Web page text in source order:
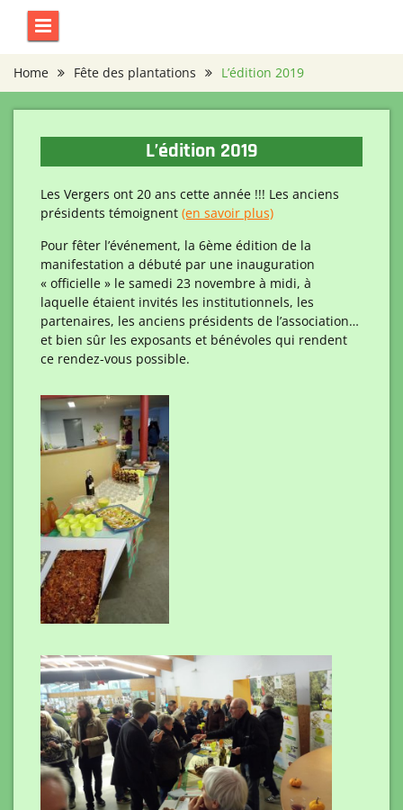
content
Home
Fête des plantations L’édition 2019
L’édition 2019
Les Vergers ont 20 ans cette année !!! Les anciens
présidents témoignent (en savoir plus)
Pour fêter l’événement, la 6ème édition de la
manifestation a débuté par une inauguration
« officielle » le samedi 23 novembre à midi, à
laquelle étaient invités les institutionnels, les
partenaires, les anciens présidents de l’association…
et bien sûr les exposants et bénévoles qui rendent
ce rendez-vous possible.